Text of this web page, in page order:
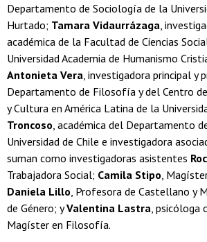
Departamento de Sociología de la
Hurtado; Tamara Vidaurrázaga ,
académica de la Facultad de Ciencias
Universidad Academia de Humanismo
Antonieta Vera , investigadora principal y
Departamento de Filosofía y del Centro
y Cultura en América Latina de la
Troncoso , académica del Departamento
Universidad de Chile e investigadora
suman como investigadoras asistentes
Trabajadora Social; Camila Stipo ,
Daniela Lillo , Profesora de Castellano y
de Género; yValentina Lastra , psicóloga
Magíster en Filosofía.